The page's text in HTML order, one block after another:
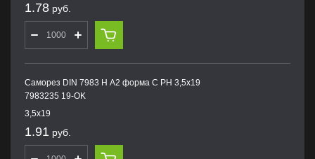
1.78 руб.
Саморез DIN 7983 H А2 форма С PH 3,5х19
7983235 19-OK
3,5х19
1.91 руб.